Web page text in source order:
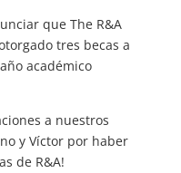
que The R&A
tres becas a
académico
a nuestros
y Víctor por haber
de R&A!